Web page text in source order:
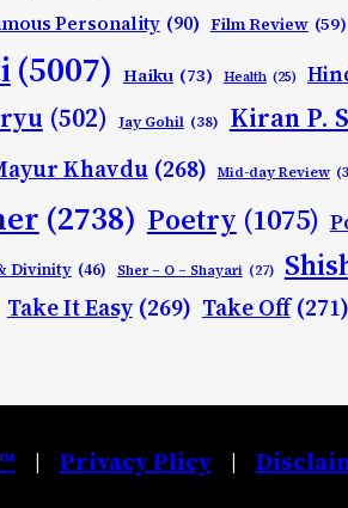
Personality (90) Film Review (59)
(5007) Haiku (73) Health (25)
(502) Jay Gohil (38) Kiran P.
Khavdu (268) Mid-day Review
(2738) Poetry (1075)
Divinity (46) Sher – O – Shayari (27)
Take It Easy (269) Take Off (271)
| Privacy Plicy |